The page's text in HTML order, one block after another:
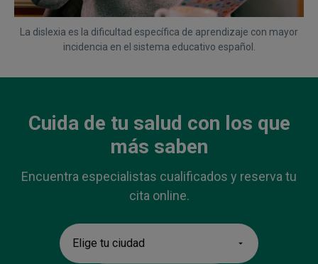
La dislexia es la dificultad específica de aprendizaje con mayor
incidencia en el sistema educativo español.
Cuida de tu salud con los que
más saben
Encuentra especialistas cualificados y reserva tu
cita online.